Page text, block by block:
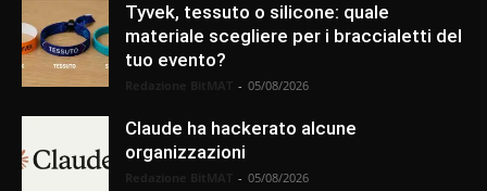
Tyvek, tessuto o silicone: quale
materiale scegliere per i braccialetti del
tuo evento?
- 05/08/2026
Claude ha hackerato alcune
organizzazioni
- 05/08/2026